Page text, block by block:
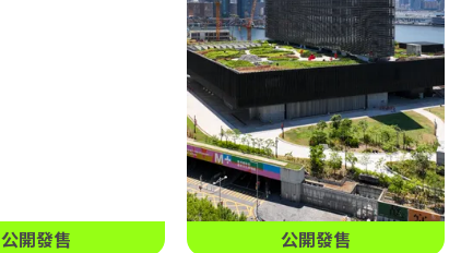
公開發售 公開發售